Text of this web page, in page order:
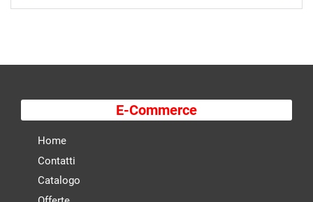
E-Commerce
Home
Contatti
Catalogo